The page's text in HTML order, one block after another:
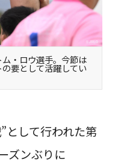
・ロウ選手。今節は
要として活躍してい
として行われた第
ズンぶりに